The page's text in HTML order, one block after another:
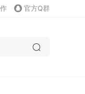
官方Q群